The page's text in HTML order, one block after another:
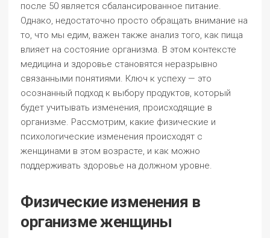
после 50 является сбалансированное питание.
Однако, недостаточно просто обращать внимание на
то, что мы едим, важен также анализ того, как пища
влияет на состояние организма. В этом контексте
медицина и здоровье становятся неразрывно
связанными понятиями. Ключ к успеху — это
осознанный подход к выбору продуктов, который
будет учитывать изменения, происходящие в
организме. Рассмотрим, какие физические и
психологические изменения происходят с
женщинами в этом возрасте, и как можно
поддерживать здоровье на должном уровне.
Физические изменения в
организме женщины